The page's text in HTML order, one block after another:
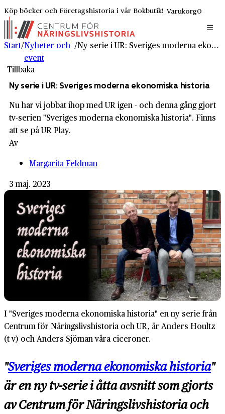
Köp böcker och Företagshistoria i vår Bokbutik! Varukorg0
Start/Nyheter och
event
/ Ny serie i UR: Sveriges moderna ekonomiska historia
Tillbaka
Ny serie i UR: Sveriges moderna ekonomiska historia
Nu har vi jobbat ihop med UR igen - och denna gång gjort
tv-serien "Sveriges moderna ekonomiska historia". Finns
att se på UR Play.
Av
Margarita Feldman
3 maj. 2023
I "Sveriges moderna ekonomiska historia" en ny serie från
Centrum för Näringslivshistoria och UR, är Anders Houltz
(t v) och Anders Sjöman våra ciceroner.
"Sveriges moderna ekonomiska historia"
är en ny tv-serie i åtta avsnitt som gjorts
av Centrum för Näringslivshistoria och